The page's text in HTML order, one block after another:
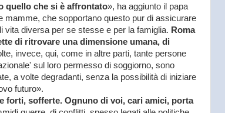
quello che si è affrontato», ha aggiunto il papa
mamme, che sopportano questo pur di assicurare
vita diversa per se stesse e per la famiglia. Roma
di ritrovare una dimensione umana, di
invece, qui, come in altre parti, tante persone
sul loro permesso di soggiorno, sono
a volte degradanti, senza la possibilità di iniziare
futuro».
forti, sofferte. Ognuno di voi, cari amici, porta